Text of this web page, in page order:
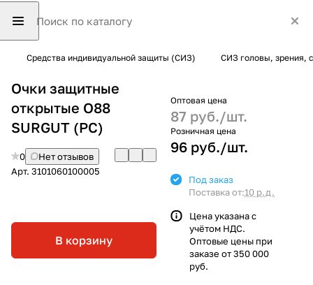
Средства индивидуальной защиты (СИЗ) СИЗ головы, зрения,
Очки защитные
открытые О88
SURGUT (PC)
0
Нет отзывов
Арт. 3101060100005
В корзину
Оптовая цена
87 руб./шт.
Розничная цена
96 руб./шт.
Под заказ
Поставка от:10 р.д.
Цена указана с
учётом НДС.
Оптовые цены при
заказе от 350 000
руб.